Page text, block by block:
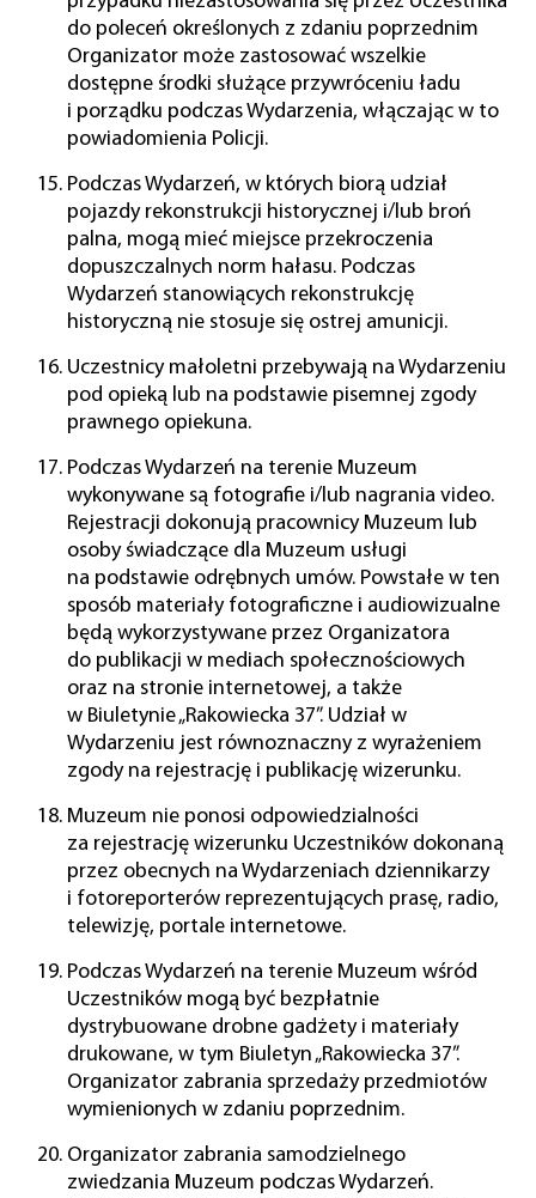
do poleceń określonych z zdaniu poprzednim
Organizator może zastosować wszelkie
dostępne środki służące przywróceniu ładu
i porządku podczas Wydarzenia, włączając w to
powiadomienia Policji.
Podczas Wydarzeń, w których biorą udział
pojazdy rekonstrukcji historycznej i/lub broń
palna, mogą mieć miejsce przekroczenia
dopuszczalnych norm hałasu. Podczas
Wydarzeń stanowiących rekonstrukcję
historyczną nie stosuje się ostrej amunicji.
Uczestnicy małoletni przebywają na Wydarzeniu
pod opieką lub na podstawie pisemnej zgody
prawnego opiekuna.
Podczas Wydarzeń na terenie Muzeum
wykonywane są fotografie i/lub nagrania video.
Rejestracji dokonują pracownicy Muzeum lub
osoby świadczące dla Muzeum usługi
na podstawie odrębnych umów. Powstałe w ten
sposób materiały fotograficzne i audiowizualne
będą wykorzystywane przez Organizatora
do publikacji w mediach społecznościowych
oraz na stronie internetowej, a także
w Biuletynie „Rakowiecka 37”. Udział w
Wydarzeniu jest równoznaczny z wyrażeniem
zgody na rejestrację i publikację wizerunku.
Muzeum nie ponosi odpowiedzialności
za rejestrację wizerunku Uczestników dokonaną
przez obecnych na Wydarzeniach dziennikarzy
i fotoreporterów reprezentujących prasę, radio,
telewizję, portale internetowe.
Podczas Wydarzeń na terenie Muzeum wśród
Uczestników mogą być bezpłatnie
dystrybuowane drobne gadżety i materiały
drukowane, w tym Biuletyn „Rakowiecka 37”.
Organizator zabrania sprzedaży przedmiotów
wymienionych w zdaniu poprzednim.
Organizator zabrania samodzielnego
zwiedzania Muzeum podczas Wydarzeń.